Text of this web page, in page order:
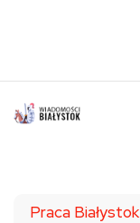
Praca Białystok